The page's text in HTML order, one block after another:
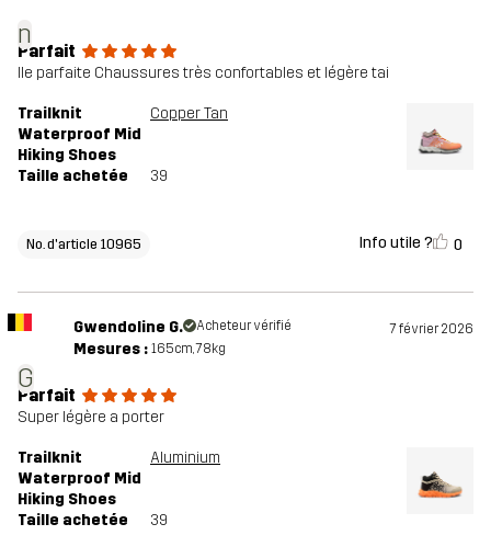
n
Parfait
lle parfaite Chaussures très confortables et légère tai
Trailknit
Waterproof Mid
Hiking Shoes
Copper Tan
Taille achetée 39
No. d'article 10965 Info utile ? 0
G
Gwendoline G. Acheteur vérifié 7 février 2026
Mesures : 165cm, 78kg
Parfait
Super légère a porter
Trailknit
Waterproof Mid
Hiking Shoes
Aluminium
Taille achetée 39